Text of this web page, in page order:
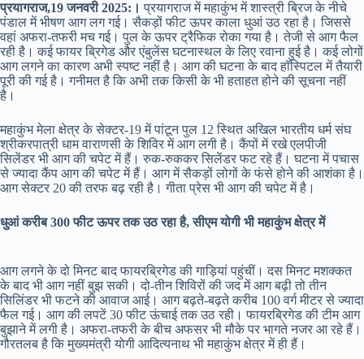
प्रयागराज,19 जनवरी 2025:। प्रयागराज में महाकुंभ में शास्त्री ब्रिज के नीचे
पंडाल में भीषण आग लग गई। सैकड़ों फीट ऊपर काला धुआं उठ रहा है। जिससे
वहां अफरा-तफरी मच गई। पुल के ऊपर ट्रैफिक रोका गया है। तेजी से आग फैल
रही है। कई फायर ब्रिगेड और एंबुलेंस घटनास्थल के लिए रवाना हुई है। कई लोगों
आग लगने का कारण अभी स्पष्ट नहीं है। आग की घटना के बाद हॉस्पिटल में तैयारी
पूरी की गई है। गनीमत है कि अभी तक किसी के भी हताहत होने की सूचना नहीं
है।
महाकुंभ मेला क्षेत्र के सेक्टर-19 में पांटून पुल 12 स्थित अखिल भारतीय धर्म संघ
श्रीकरपात्री धाम वाराणसी के शिविर में आग लगी है। कैंपों में रखे एलपीजी
सिलेंडर भी आग की चपेट में हैं। रुक-रुककर सिलेंडर फट रहे हैं। घटना में पचास
से ज्यादा कैंप आग की चपेट में हैं। आग में सैकड़ों लोगों के फंसे होने की आशंका है।
आग सेक्टर 20 की तरफ बढ़ रही है। गीता प्रेस भी आग की चपेट में है।
धुआं करीब 300 फीट ऊपर तक उठ रहा है, सीएम योगी भी महाकुंभ क्षेत्र में
आग लगने के दो मिनट बाद फायरब्रिगेड की गाड़ियां पहुंचीं। दस मिनट मशक्कत
के बाद भी आग नहीं बुझ सकी। दो-तीन शिविरों की जद में आग बढ़ी तो तीन
सिलिंडर भी फटने की आवाज आई। आग बढ़ते-बढ़ते करीब 100 वर्ग मीटर से ज्यादा
फैल गई। आग की लपटें 30 फीट ऊंचाई तक उठ रही। फायरब्रिगेड की टीम आग
बुझाने में लगी है। अफरा-तफरी के बीच अफसर भी मौके पर भागते नजर आ रहे हैं।
गौरतलब है कि मुख्यमंत्री योगी आदित्यनाथ भी महाकुंभ क्षेत्र में ही हैं।